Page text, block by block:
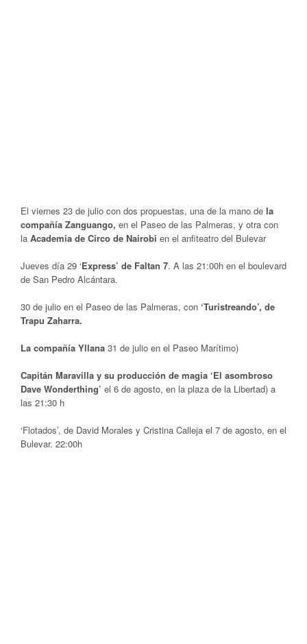
El viernes 23 de julio con dos propuestas, una de la mano de la
compañía Zanguango, en el Paseo de las Palmeras, y otra con
la Academia de Circo de Nairobi en el anfiteatro del Bulevar
Jueves día 29 ‘Express’ de Faltan 7. A las 21:00h en el boulevard
de San Pedro Alcántara.
30 de julio en el Paseo de las Palmeras, con ‘Turistreando’, de
Trapu Zaharra.
La compañía Yllana 31 de julio en el Paseo Marítimo)
Capitán Maravilla y su producción de magia ‘El asombroso
Dave Wonderthing’ el 6 de agosto, en la plaza de la Libertad) a
las 21:30 h
‘Flotados’, de David Morales y Cristina Calleja el 7 de agosto, en el
Bulevar. 22:00h